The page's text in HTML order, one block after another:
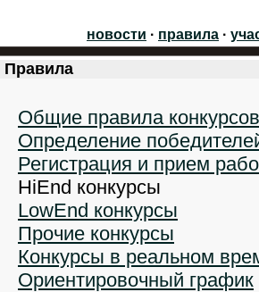
новости · правила ·
Правила
Общие правила конкурсов
Определение
Регистрация и прием
HiEnd конкурсы
LowEnd конкурсы
Прочие конкурсы
Конкурсы в реальном
Ориентировочный график